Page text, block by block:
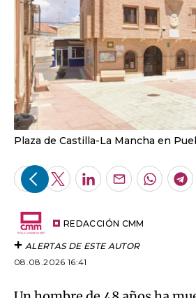
Plaza de Castilla-La Mancha en
Facebook
TwitterLinkedInEnviar
REDACCIÓN CMM
ALERTAS DE ESTE AUTOR
08.08.2026 16:41